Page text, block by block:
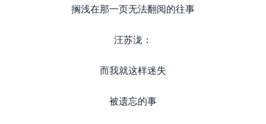
搁浅在那一页无法翻阅的往事
汪苏泷：
而我就这样迷失
被遗忘的事